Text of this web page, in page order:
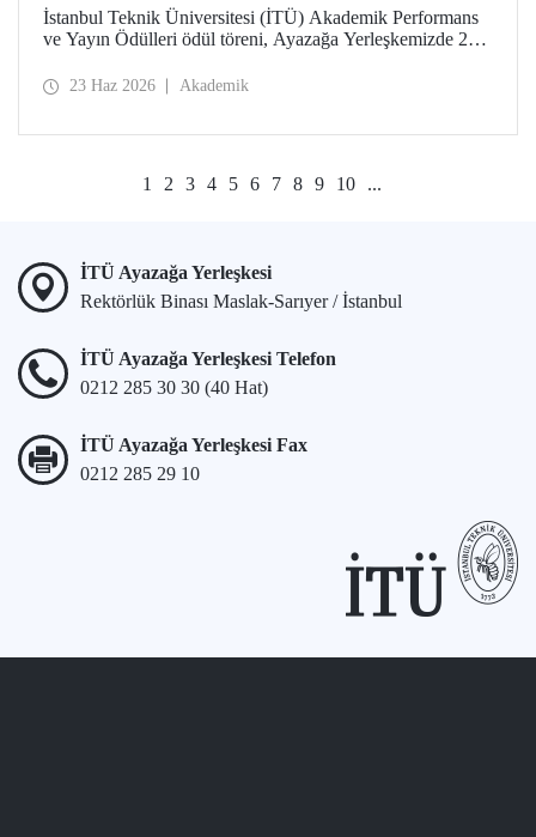
İstanbul Teknik Üniversitesi (İTÜ) Akademik Performans
ve Yayın Ödülleri ödül töreni, Ayazağa Yerleşkemizde 22
23 Haz 2026 Akademik
1 2 3 4 5 6 7 8 9 10 ...
İTÜ Ayazağa Yerleşkesi
Rektörlük Binası Maslak-Sarıyer / İstanbul
İTÜ Ayazağa Yerleşkesi Telefon
0212 285 30 30 (40 Hat)
İTÜ Ayazağa Yerleşkesi Fax
0212 285 29 10